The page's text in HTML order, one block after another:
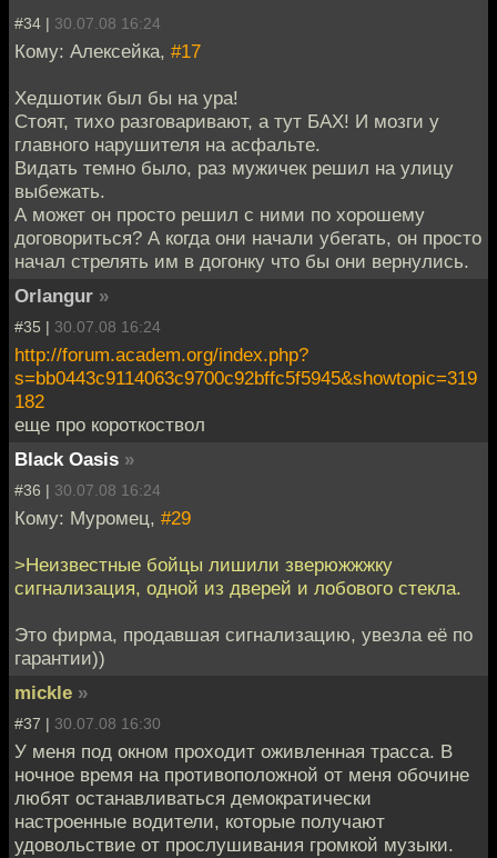
#34 | 30.07.08 16:24
Кому: Алексейка, #17
Хедшотик был бы на ура!
Стоят, тихо разговаривают, а тут БАХ! И мозги у
главного нарушителя на асфальте.
Видать темно было, раз мужичек решил на улицу
выбежать.
А может он просто решил с ними по хорошему
договориться? А когда они начали убегать, он просто
начал стрелять им в догонку что бы они вернулись.
Orlangur »
#35 | 30.07.08 16:24
http://forum.academ.org/index.php?
s=bb0443c9114063c9700c92bffc5f5945&showtopic=319
182
еще про короткоствол
Black Oasis »
#36 | 30.07.08 16:24
Кому: Муромец, #29
>Неизвестные бойцы лишили зверюжжжку
сигнализация, одной из дверей и лобового стекла.
Это фирма, продавшая сигнализацию, увезла её по
гарантии))
mickle »
#37 | 30.07.08 16:30
У меня под окном проходит оживленная трасса. В
ночное время на противоположной от меня обочине
любят останавливаться демократически
настроенные водители, которые получают
удовольствие от прослушивания громкой музыки.